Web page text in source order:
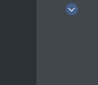
14 Апр 2010